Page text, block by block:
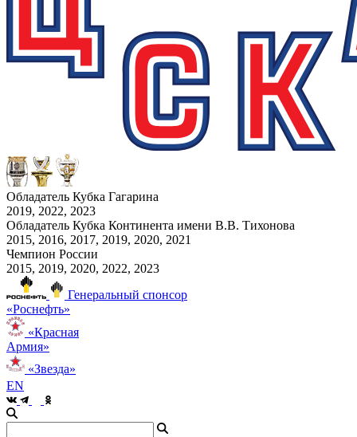
Обладатель Кубка Гагарина
2019, 2022, 2023
Обладатель Кубка Континента имени В.В. Тихонова
2015, 2016, 2017, 2019, 2020, 2021
Чемпион России
2015, 2019, 2020, 2022, 2023
Генеральный спонсор
«Роснефть»
«Красная
Армия»
«Звезда»
EN